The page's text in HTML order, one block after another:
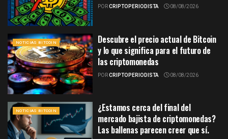
PORCRIPTOPERIODISTA 08/08/2026
NOTICIAS BITCOIN
Descubre el precio actual de Bitcoin
y lo que significa para el futuro de
las criptomonedas
PORCRIPTOPERIODISTA 08/08/2026
NOTICIAS BITCOIN
¿Estamos cerca del final del
mercado bajista de criptomonedas?
Las ballenas parecen creer que sí.